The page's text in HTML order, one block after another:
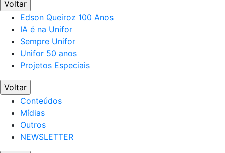
Voltar
Edson Queiroz 100 Anos
IA é na Unifor
Sempre Unifor
Unifor 50 anos
Projetos Especiais
Voltar
Conteúdos
Mídias
Outros
NEWSLETTER